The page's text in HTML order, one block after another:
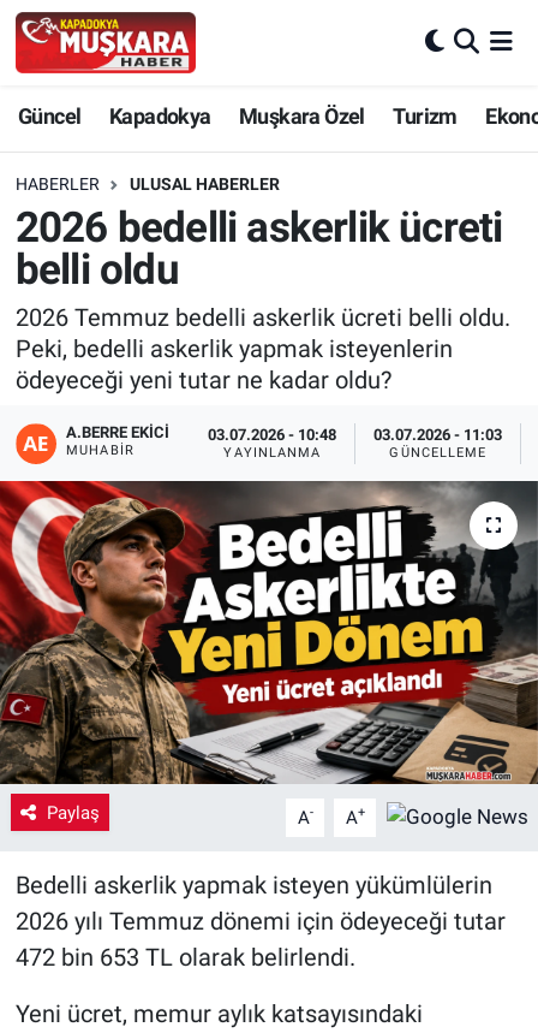
Güncel Kapadokya Muşkara Özel Turizm
HABERLER ULUSAL HABERLER
2026 bedelli askerlik ücreti
belli oldu
2026 Temmuz bedelli askerlik ücreti belli oldu.
Peki, bedelli askerlik yapmak isteyenlerin
ödeyeceği yeni tutar ne kadar oldu?
A.BERRE EKICI
MUHABIR
03.07.2026 - 10:48
YAYINLANMA
03.07.2026 - 11:03
GÜNCELLEME
Paylaş A- A+
Bedelli askerlik yapmak isteyen yükümlülerin
2026 yılı Temmuz dönemi için ödeyeceği tutar
472 bin 653 TL olarak belirlendi.
Yeni ücret, memur aylık katsayısındaki
Güncel
SEÇİM
Muşkara Özel
Ekonomi
Kapadokya
Turizm
Kültür - Sanat
Yaşam
VEFATLAR
Nevşehir Hava Durumu
Nevşehir Trafik Yoğunluk Haritası
Süper Lig Puan Durumu ve Fikstür
Tüm Manşetler
Son Dakika Haberleri
Haber Arşivi